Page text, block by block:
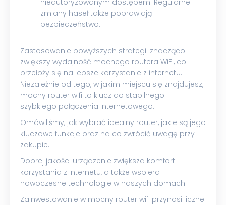
nieautoryzowanym dostępem. Regularne
zmiany haseł także poprawiają
bezpieczeństwo.
Zastosowanie powyższych strategii znacząco
zwiększy wydajność mocnego routera WiFi, co
przełoży się na lepsze korzystanie z internetu.
Niezależnie od tego, w jakim miejscu się znajdujesz,
mocny router wifi to klucz do stabilnego i
szybkiego połączenia internetowego.
Omówiliśmy, jak wybrać idealny router, jakie są jego
kluczowe funkcje oraz na co zwrócić uwagę przy
zakupie.
Dobrej jakości urządzenie zwiększa komfort
korzystania z internetu, a także wspiera
nowoczesne technologie w naszych domach.
Zainwestowanie w mocny router wifi przynosi liczne